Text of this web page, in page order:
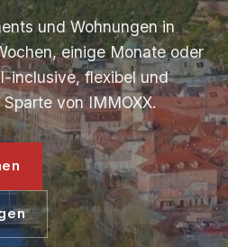
und Wohnungen in
einige Monate oder
inclusive, flexibel und
von IMMOXX.